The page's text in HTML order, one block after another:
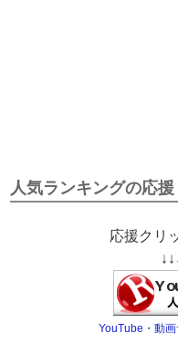
人気ランキングの応援
応援クリ
YouTube・動